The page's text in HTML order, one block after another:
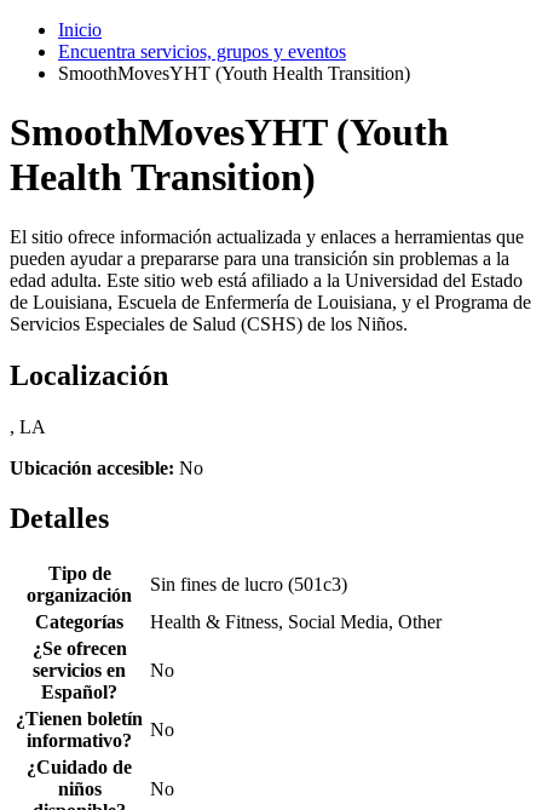
Inicio
Encuentra servicios, grupos y eventos
SmoothMovesYHT (Youth Health Transition)
SmoothMovesYHT (Youth
Health Transition)
El sitio ofrece información actualizada y enlaces a herramientas que
pueden ayudar a prepararse para una transición sin problemas a la
edad adulta. Este sitio web está afiliado a la Universidad del Estado
de Louisiana, Escuela de Enfermería de Louisiana, y el Programa de
Servicios Especiales de Salud (CSHS) de los Niños.
Localización
, LA
Ubicación accesible: No
Detalles
Tipo de
organización
Sin fines de lucro (501c3)
Categorías
Health & Fitness, Social Media, Other
¿Se ofrecen
servicios en
Español?
No
¿Tienen boletín
informativo?
No
¿Cuidado de
niños
No